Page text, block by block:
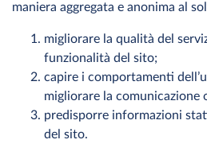
maniera aggregata e anonima al
migliorare la qualità del
funzionalità del sito;
capire i comportamenti
migliorare la comunicazione
predisporre informazioni
del sito.